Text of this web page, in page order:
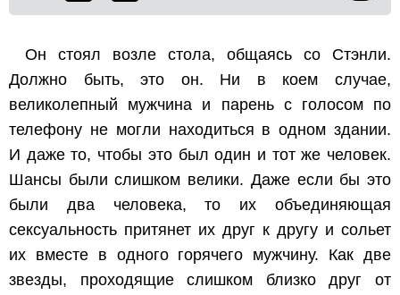
Он стоял возле стола, общаясь со Стэнли.
Должно быть, это он. Ни в коем случае,
великолепный мужчина и парень с голосом по
телефону не могли находиться в одном здании.
И даже то, чтобы это был один и тот же человек.
Шансы были слишком велики. Даже если бы это
были два человека, то их объединяющая
сексуальность притянет их друг к другу и сольет
их вместе в одного горячего мужчину. Как две
звезды, проходящие слишком близко друг от